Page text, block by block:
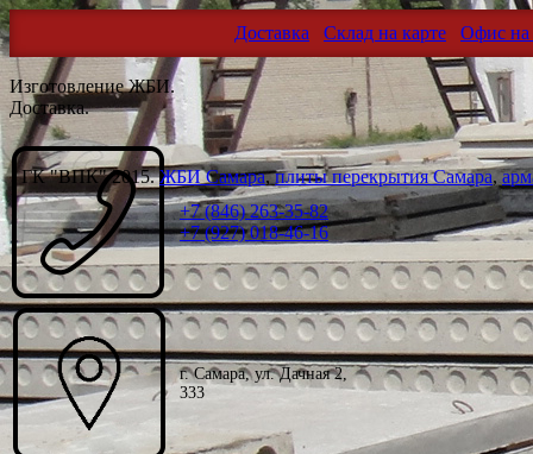
Доставка Склад на карте Офис на
Изготовление ЖБИ.
Доставка.
+7 (846) 263-35-82
+7 (927) 018-46-16
г. Самара, ул. Дачная 2,
333
ГК "ВПК" 2015.ЖБИ Самара,плиты перекрытия Самара,